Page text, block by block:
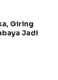
Giring
Jadi